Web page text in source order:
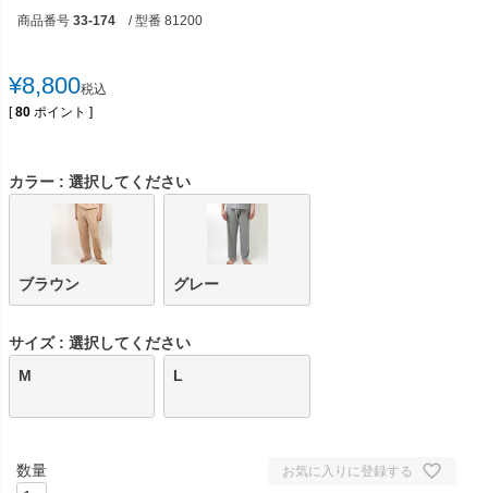
商品番号 33-174 / 型番 81200
¥8,800税込
[ 80 ポイント ]
カラー 選択してください
ブラウン グレー
サイズ
選択してください
M
L
お気に入りに登録する